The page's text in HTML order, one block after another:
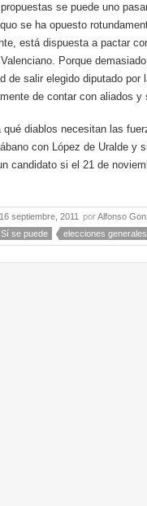
se puede uno
se ha opuesto
está dispuesta a pactar
Porque
de salir elegido diputado
de contar con aliados
qué diablos necesitan las
con López de Uralde y
candidato si el 21 de
16 septiembre, 2011 porAlfonso
se puede
elecciones generales